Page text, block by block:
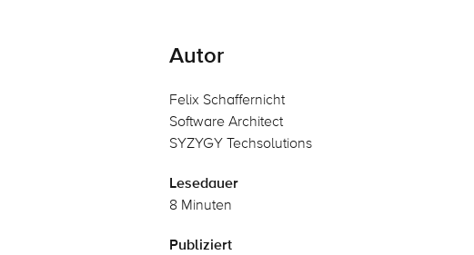
Autor
Felix Schaffernicht
Software Architect
SYZYGY Techsolutions
Lesedauer
8 Minuten
Publiziert